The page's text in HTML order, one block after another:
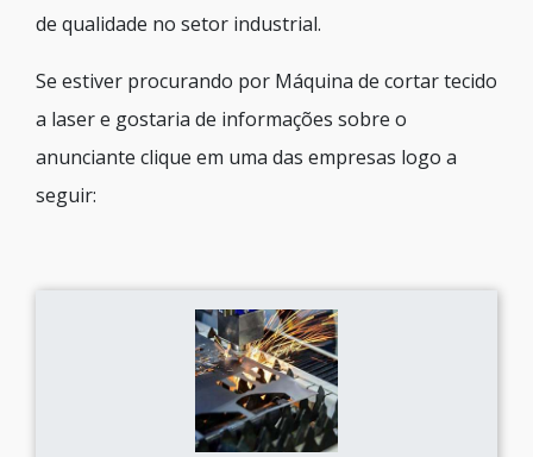
de qualidade no setor industrial.
Se estiver procurando por Máquina de cortar tecido
a laser e gostaria de informações sobre o
anunciante clique em uma das empresas logo a
seguir: